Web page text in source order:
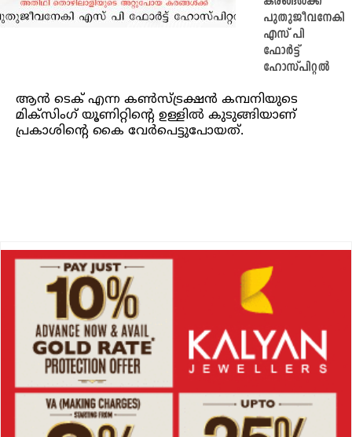
പുതുജീവനേകി
എസ് പി
ഫോർട്ട്
ഹോസ്പിറ്റൽ
ആൻ ടെക് എന്ന കൺസ്ട്രക്ഷൻ കമ്പനിയുടെ
മിക്സിംഗ് യൂണിറ്റിന്റെ ഉള്ളിൽ കുടുങ്ങിയാണ്
പ്രകാശിന്റെ കൈ വേർപെട്ടുപോയത്.